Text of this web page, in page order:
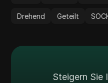
Drehend Geteilt
Steigern Sie